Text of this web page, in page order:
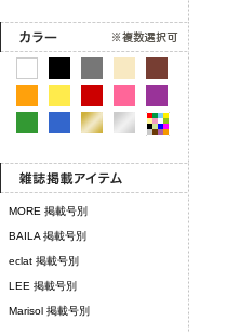
MORE 掲載号別
BAILA 掲載号別
eclat 掲載号別
LEE 掲載号別
Marisol 掲載号別